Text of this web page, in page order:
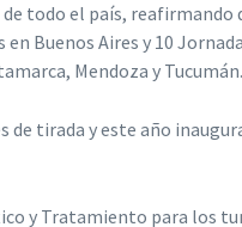
todo el país, reafirmando
Buenos Aires y 10
Mendoza y Tucumán.
de tirada y este año
y Tratamiento para los